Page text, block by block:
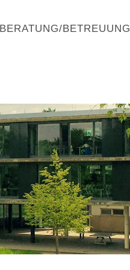
BERATUNG/BETREUUNG